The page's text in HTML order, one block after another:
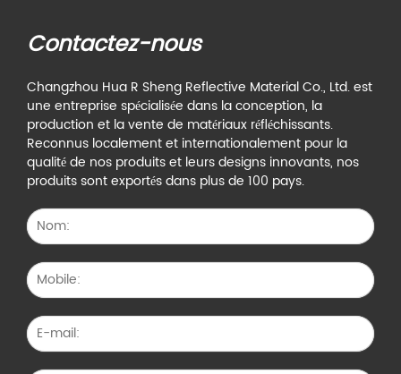
Contactez-nous
Changzhou Hua R Sheng Reflective Material Co., Ltd. est
une entreprise spécialisée dans la conception, la
production et la vente de matériaux réfléchissants.
Reconnus localement et internationalement pour la
qualité de nos produits et leurs designs innovants, nos
produits sont exportés dans plus de 100 pays.